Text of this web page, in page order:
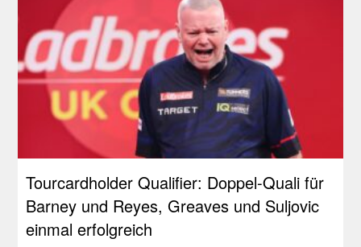
Tourcardholder Qualifier: Doppel-Quali für
Barney und Reyes, Greaves und Suljovic
einmal erfolgreich